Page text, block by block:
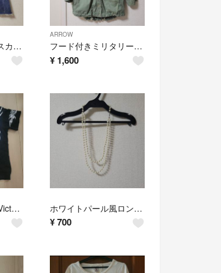
ストライプひざ丈スカート Mサイズ
ARROW
フード付きミリタリージャケット Mサイズ
¥ 1,600
SAVAGE Ultimate Victor Tシャツ ブラック ホワイトパール風ロングネックレス
¥700